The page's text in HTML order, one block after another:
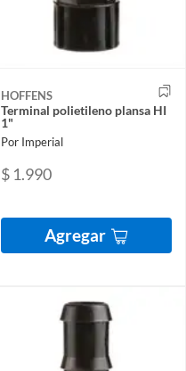
HOFFENS
Terminal polietileno plansa HI
1"
Por Imperial
$ 1.990
Agregar